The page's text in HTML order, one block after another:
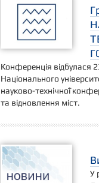
Конференція відбулася
Національного
науково-технічної
та відновлення міст.
У